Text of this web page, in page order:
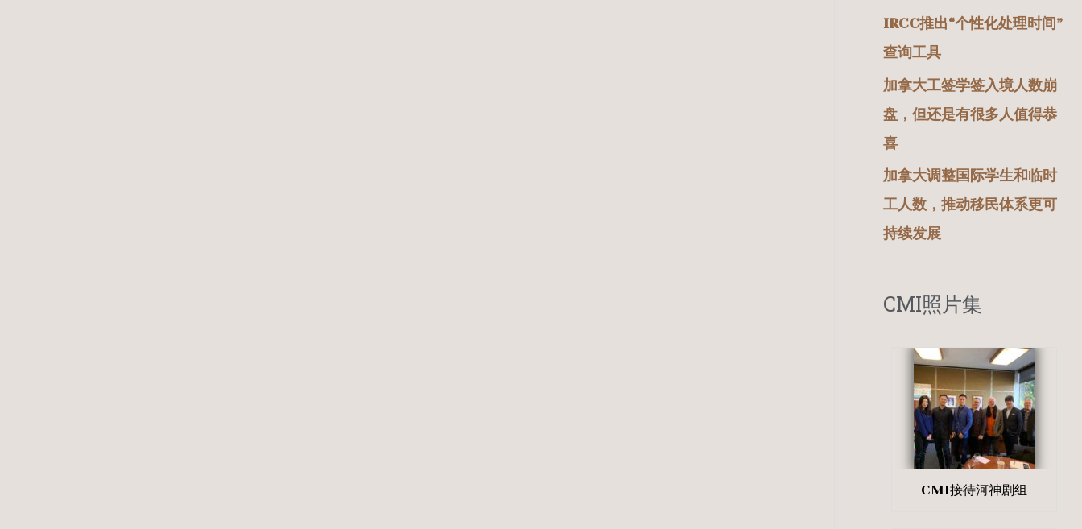
IRCC推出“个性化处理时间”
查询工具
加拿大工签学签入境人数崩
盘，但还是有很多人值得恭
喜
加拿大调整国际学生和临时
工人数，推动移民体系更可
持续发展
CMI照片集
CMI接待河神剧组